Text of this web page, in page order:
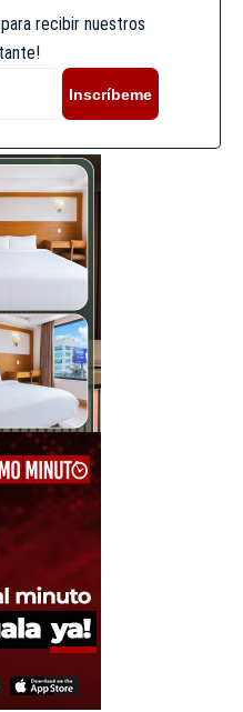
recibir nuestros
Inscríbeme